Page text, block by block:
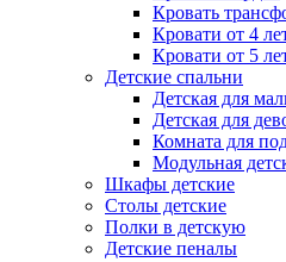
Кровать
Кровати от 4
Кровати от 5
Детские спальни
Детская для
Детская для
Комната для
Модульная
Шкафы детские
Столы детские
Полки в детскую
Детские пеналы